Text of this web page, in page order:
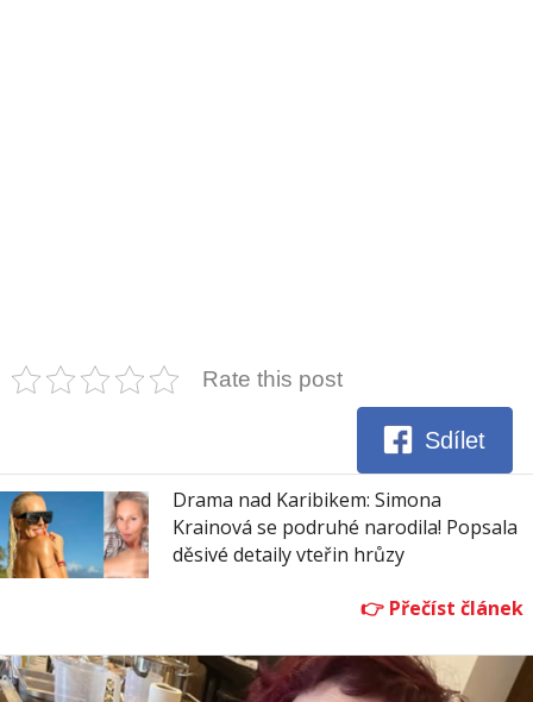
Rate this post
Sdílet
Drama nad Karibikem: Simona
Krainová se podruhé narodila! Popsala
děsivé detaily vteřin hrůzy